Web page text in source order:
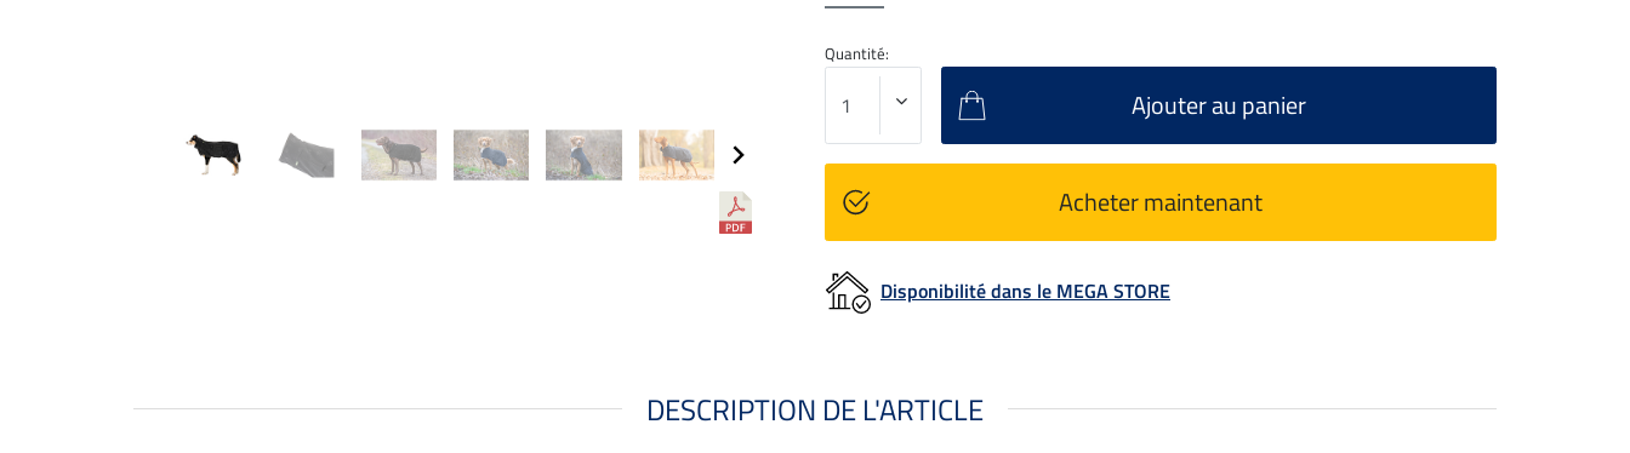
Quantité:
Ajouter au panier
Acheter maintenant
Disponibilité dans le MEGA STORE
DESCRIPTION DE L'ARTICLE